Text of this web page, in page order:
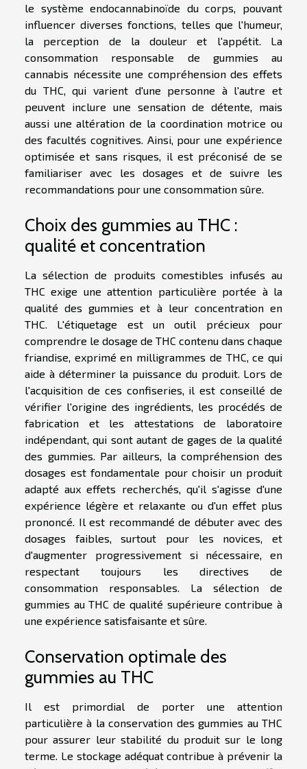
le système endocannabinoïde du corps, pouvant
influencer diverses fonctions, telles que l'humeur,
la perception de la douleur et l'appétit. La
consommation responsable de gummies au
cannabis nécessite une compréhension des effets
du THC, qui varient d'une personne à l'autre et
peuvent inclure une sensation de détente, mais
aussi une altération de la coordination motrice ou
des facultés cognitives. Ainsi, pour une expérience
optimisée et sans risques, il est préconisé de se
familiariser avec les dosages et de suivre les
recommandations pour une consommation sûre.
Choix des gummies au THC :
qualité et concentration
La sélection de produits comestibles infusés au
THC exige une attention particulière portée à la
qualité des gummies et à leur concentration en
THC. L'étiquetage est un outil précieux pour
comprendre le dosage de THC contenu dans chaque
friandise, exprimé en milligrammes de THC, ce qui
aide à déterminer la puissance du produit. Lors de
l'acquisition de ces confiseries, il est conseillé de
vérifier l'origine des ingrédients, les procédés de
fabrication et les attestations de laboratoire
indépendant, qui sont autant de gages de la qualité
des gummies. Par ailleurs, la compréhension des
dosages est fondamentale pour choisir un produit
adapté aux effets recherchés, qu'il s'agisse d'une
expérience légère et relaxante ou d'un effet plus
prononcé. Il est recommandé de débuter avec des
dosages faibles, surtout pour les novices, et
d'augmenter progressivement si nécessaire, en
respectant toujours les directives de
consommation responsables. La sélection de
gummies au THC de qualité supérieure contribue à
une expérience satisfaisante et sûre.
Conservation optimale des
gummies au THC
Il est primordial de porter une attention
particulière à la conservation des gummies au THC
pour assurer leur stabilité du produit sur le long
terme. Le stockage adéquat contribue à prévenir la